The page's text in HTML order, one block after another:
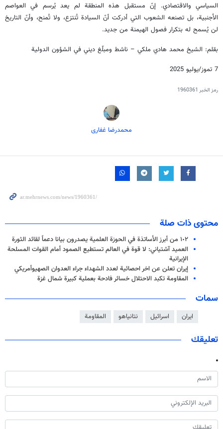
السياسي والاقتصادي. إنّ مستقبل هذه المنطقة لم يعد يُرسم في العواصم
الأجنبية، بل تصنعه الشعوب التي أدركت أنّ السيادة تُنتزع، ولا تُمنح، وأنّ التاريخ
لن يُسمح له بتكرار فصول الهيمنة من جديد.
بقلم: الشيخ محمد هادي ملكي – ناشط ومبلّغ ديني في الشؤون الدولية
7 تموز/يوليو 2025
رمز الخبر 1960361
محمدرضا غفاری
محتوى ذات صلة
١٠٢ من أبرز الأساتذة في الحوزة العلمية يصدرون بيانا دعماً لقائد الثورة
العميد آشتياني: لا قوة في العالم تستطيع الصمود أمام القوات المسلحة
الإيرانية
إيران تعلن عن اخر احصائية لعدد الشهداء جراء العدوان الصهيوأمريكي
المقاومة تكبد الاحتلال خسائر فادحة بعملية كبيرة شمال غزة
سمات
ايران اسرائيل نتانياهو المقاومة
تعليقك